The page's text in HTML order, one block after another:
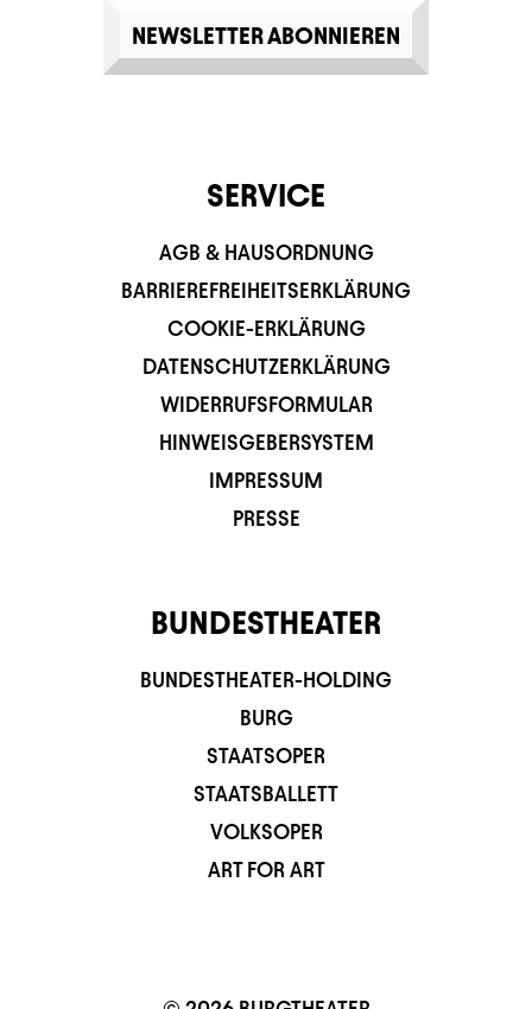
NEWSLETTER ABONNIEREN
SERVICE
AGB & HAUSORDNUNG
BARRIEREFREIHEITSERKLÄRUNG
COOKIE-ERKLÄRUNG
DATENSCHUTZERKLÄRUNG
WIDERRUFSFORMULAR
HINWEISGEBERSYSTEM
IMPRESSUM
PRESSE
BUNDESTHEATER
BUNDESTHEATER-HOLDING
BURG
STAATSOPER
STAATSBALLETT
VOLKSOPER
ART FOR ART